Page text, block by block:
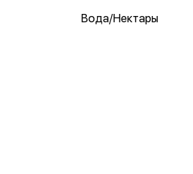
Вода/Нектары